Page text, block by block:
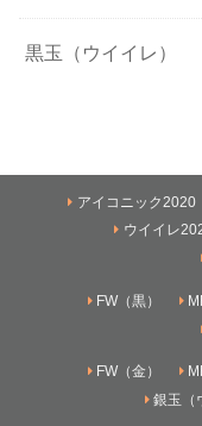
黒玉（ウイイレ）
アイコニック2020
ウイイレ
FW（黒）
FW（金）
銀玉（